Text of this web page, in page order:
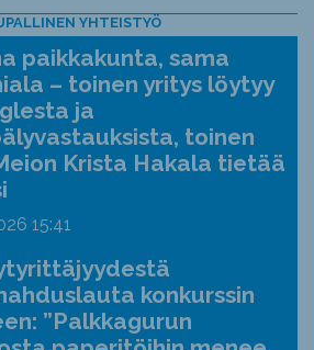
YHTEISTYÖ
paikkakunta, sama
– toinen yritys löytyy
ja
toinen
Krista Hakala tietää
15:41
konkurssin
”Palkkagurun